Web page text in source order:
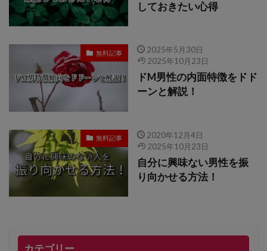
しておきたい心得
無料記事
2025年5月30日
2025年10月23日
ドM男性の内面特徴をドド
ーンと解説！
無料記事
2020年12月4日
2025年10月23日
自分に興味ない男性を振
り向かせる方法！